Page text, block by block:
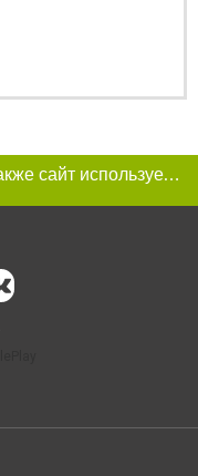
Этот сайт использует «cookies». Также сайт использует интернет-сервис для сбора технических данных касательно посетителей с целью получения маркетинговой и статистической информации. Условия обработки данных посетителей сайта см.